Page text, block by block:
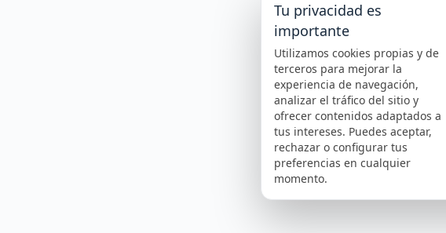
Tu privacidad es
importante
Utilizamos cookies propias y de
terceros para mejorar la
experiencia de navegación,
analizar el tráfico del sitio y
ofrecer contenidos adaptados a
tus intereses. Puedes aceptar,
rechazar o configurar tus
preferencias en cualquier
momento.